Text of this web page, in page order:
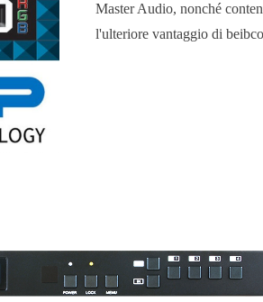
Master Audio, nonché
l'ulteriore vantaggio di